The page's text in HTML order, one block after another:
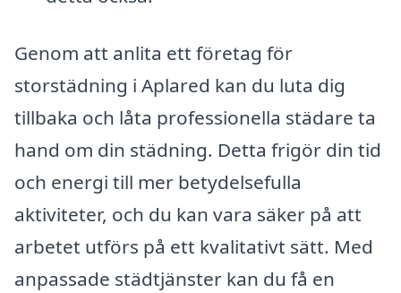
Genom att anlita ett företag för
storstädning i Aplared kan du luta dig
tillbaka och låta professionella städare ta
hand om din städning. Detta frigör din tid
och energi till mer betydelsefulla
aktiviteter, och du kan vara säker på att
arbetet utförs på ett kvalitativt sätt. Med
anpassade städtjänster kan du få en